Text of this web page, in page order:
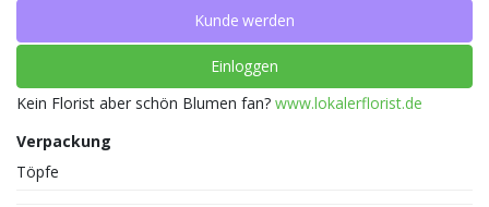
Kunde werden
Einloggen
Kein Florist aber schön Blumen fan? www.lokalerflorist.de
Verpackung
Töpfe